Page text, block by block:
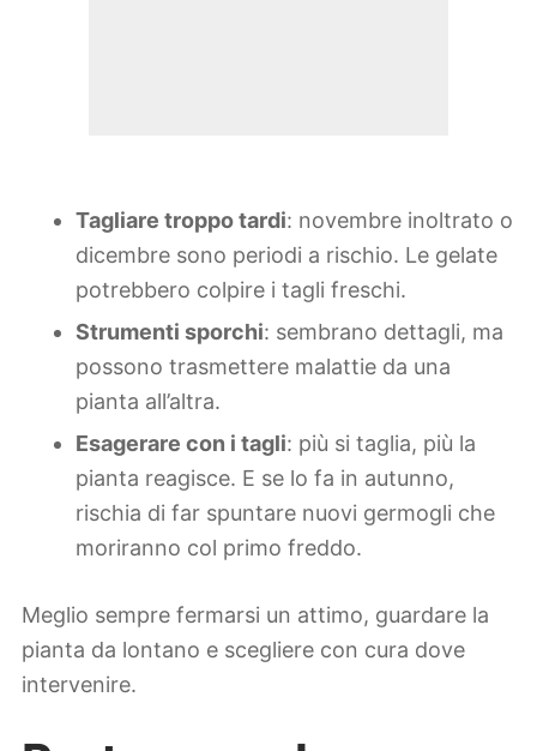
Tagliare troppo tardi: novembre inoltrato o
dicembre sono periodi a rischio. Le gelate
potrebbero colpire i tagli freschi.
Strumenti sporchi: sembrano dettagli, ma
possono trasmettere malattie da una
pianta all’altra.
Esagerare con i tagli: più si taglia, più la
pianta reagisce. E se lo fa in autunno,
rischia di far spuntare nuovi germogli che
moriranno col primo freddo.
Meglio sempre fermarsi un attimo, guardare la
pianta da lontano e scegliere con cura dove
intervenire.